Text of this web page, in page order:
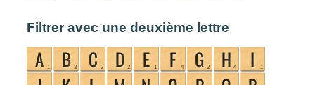
Filtrer avec une deuxième lettre